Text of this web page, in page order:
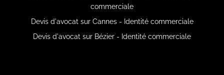
commerciale
Devis d'avocat sur Cannes - Identité commerciale
Devis d'avocat sur Bézier - Identité commerciale